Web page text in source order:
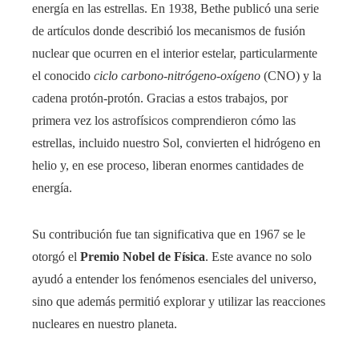
energía en las estrellas. En 1938, Bethe publicó una serie
de artículos donde describió los mecanismos de fusión
nuclear que ocurren en el interior estelar, particularmente
el conocido ciclo carbono-nitrógeno-oxígeno (CNO) y la
cadena protón-protón. Gracias a estos trabajos, por
primera vez los astrofísicos comprendieron cómo las
estrellas, incluido nuestro Sol, convierten el hidrógeno en
helio y, en ese proceso, liberan enormes cantidades de
energía.
Su contribución fue tan significativa que en 1967 se le
otorgó el Premio Nobel de Física. Este avance no solo
ayudó a entender los fenómenos esenciales del universo,
sino que además permitió explorar y utilizar las reacciones
nucleares en nuestro planeta.